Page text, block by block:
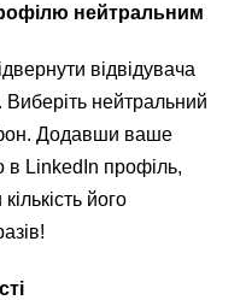
нейтральним
відвідувача
нейтральний
Додавши ваше
в LinkedIn профіль,
його